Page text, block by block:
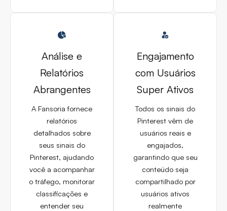
Análise e
Relatórios
Abrangentes
A Fansoria fornece
relatórios
detalhados sobre
seus sinais do
Pinterest, ajudando
você a acompanhar
o tráfego, monitorar
classificações e
entender seu
Engajamento
com Usuários
Super Ativos
Todos os sinais do
Pinterest vêm de
usuários reais e
engajados,
garantindo que seu
conteúdo seja
compartilhado por
usuários ativos
realmente